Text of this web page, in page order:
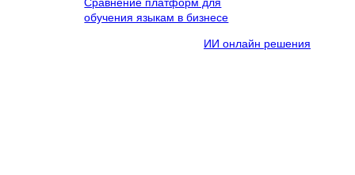
ИИ онлайн решения